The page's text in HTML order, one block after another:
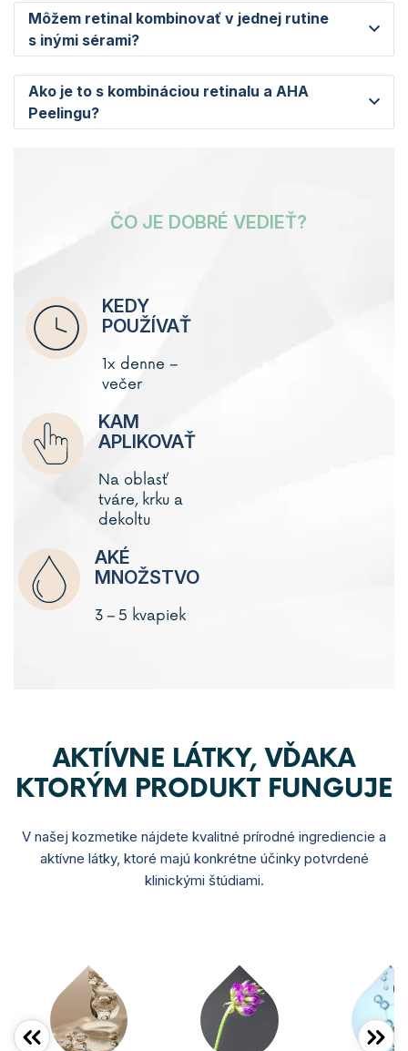
Môžem retinal kombinovať v jednej rutine
s inými sérami?
Ako je to s kombináciou retinalu a AHA
Peelingu?
ČO JE DOBRÉ VEDIEŤ?
KEDY
POUŽÍVAŤ
1x denne –
večer
KAM
APLIKOVAŤ
Na oblasť
tváre, krku a
dekoltu
AKÉ
MNOŽSTVO
3 – 5 kvapiek
AKTÍVNE LÁTKY, VĎAKA
KTORÝM PRODUKT FUNGUJE
V našej kozmetike nájdete kvalitné prírodné ingrediencie a
aktívne látky, ktoré majú konkrétne účinky potvrdené
klinickými štúdiami.